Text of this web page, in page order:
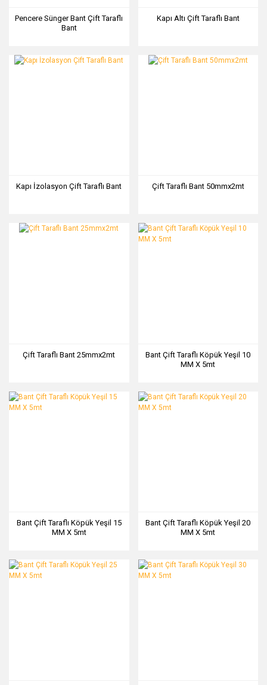
Pencere Sünger Bant Çift Taraflı
Bant
Kapı Altı Çift Taraflı Bant
Kapı İzolasyon Çift Taraflı Bant Çift Taraflı Bant 50mmx2mt
Çift Taraflı Bant 25mmx2mt
Bant Çift Taraflı Köpük Yeşil 10
MM X 5mt
Bant Çift Taraflı Köpük Yeşil 15
MM X 5mt
Bant Çift Taraflı Köpük Yeşil 20
MM X 5mt